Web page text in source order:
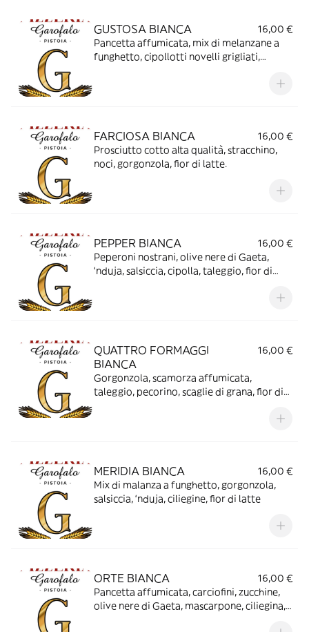
GUSTOSA BIANCA
16,00 €
Pancetta affumicata, mix di melanzane a
funghetto, cipollotti novelli grigliati,
FARCIOSA BIANCA
16,00 €
Prosciutto cotto alta qualità, stracchino,
noci, gorgonzola, fior di latte.
PEPPER BIANCA
16,00 €
Peperoni nostrani, olive nere di Gaeta,
‘nduja, salsiccia, cipolla, taleggio, fior di
QUATTRO FORMAGGI
BIANCA
16,00 €
Gorgonzola, scamorza affumicata,
taleggio, pecorino, scaglie di grana, fior di
MERIDIA BIANCA
16,00 €
Mix di malanza a funghetto, gorgonzola,
salsiccia, ‘nduja, ciliegine, fior di latte
ORTE BIANCA
16,00 €
Pancetta affumicata, carciofini, zucchine,
olive nere di Gaeta, mascarpone, ciliegina,